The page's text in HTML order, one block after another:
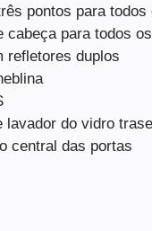
pontos para todos
cabeça para todos
refletores duplos
lavador do vidro
central das portas